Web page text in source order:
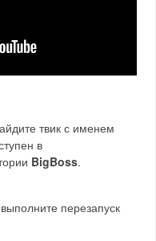
твик с именем
в
BigBoss.
перезапуск